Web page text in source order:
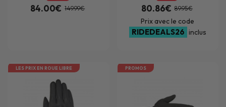
84.00€ 149.99€ 80.86€ 89.95€
Prix avec le code
RIDEDEALS26 inclus
LES PRIX EN ROUE LIBRE PROMOS